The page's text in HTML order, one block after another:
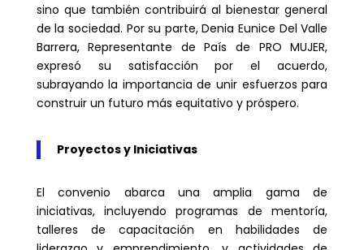
sino que también contribuirá al bienestar general
de la sociedad. Por su parte, Denia Eunice Del Valle
Barrera, Representante de País de PRO MUJER,
expresó su satisfacción por el acuerdo,
subrayando la importancia de unir esfuerzos para
construir un futuro más equitativo y próspero.
Proyectos y Iniciativas
El convenio abarca una amplia gama de
iniciativas, incluyendo programas de mentoría,
talleres de capacitación en habilidades de